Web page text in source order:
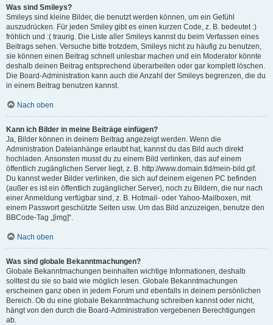
Was sind Smileys?
Smileys sind kleine Bilder, die benutzt werden können, um ein Gefühl
auszudrücken. Für jeden Smiley gibt es einen kurzen Code, z. B. bedeutet :)
fröhlich und :( traurig. Die Liste aller Smileys kannst du beim Verfassen eines
Beitrags sehen. Versuche bitte trotzdem, Smileys nicht zu häufig zu benutzen,
sie können einen Beitrag schnell unlesbar machen und ein Moderator könnte
deshalb deinen Beitrag entsprechend überarbeiten oder gar komplett löschen.
Die Board-Administration kann auch die Anzahl der Smileys begrenzen, die du
in einem Beitrag benutzen kannst.
Nach oben
Kann ich Bilder in meine Beiträge einfügen?
Ja, Bilder können in deinem Beitrag angezeigt werden. Wenn die
Administration Dateianhänge erlaubt hat, kannst du das Bild auch direkt
hochladen. Ansonsten musst du zu einem Bild verlinken, das auf einem
öffentlich zugänglichen Server liegt, z. B. http://www.domain.tld/mein-bild.gif.
Du kannst weder Bilder verlinken, die sich auf deinem eigenen PC befinden
(außer es ist ein öffentlich zugänglicher Server), noch zu Bildern, die nur nach
einer Anmeldung verfügbar sind, z. B. Hotmail- oder Yahoo-Mailboxen, mit
einem Passwort geschützte Seiten usw. Um das Bild anzuzeigen, benutze den
BBCode-Tag „[img]“.
Nach oben
Was sind globale Bekanntmachungen?
Globale Bekanntmachungen beinhalten wichtige Informationen, deshalb
solltest du sie so bald wie möglich lesen. Globale Bekanntmachungen
erscheinen ganz oben in jedem Forum und ebenfalls in deinem persönlichen
Bereich. Ob du eine globale Bekanntmachung schreiben kannst oder nicht,
hängt von den durch die Board-Administration vergebenen Berechtigungen
ab.